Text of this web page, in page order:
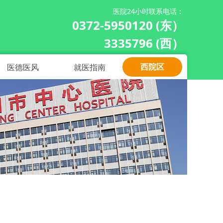
医院24小时联系电话：
0372-5950120 (东）
3335796 (西）
西院区
医德医风 就医指南